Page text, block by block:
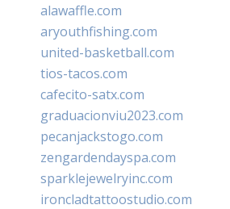
alawaffle.com
aryouthfishing.com
united-basketball.com
tios-tacos.com
cafecito-satx.com
graduacionviu2023.com
pecanjackstogo.com
zengardendayspa.com
sparklejewelryinc.com
ironcladtattoostudio.com